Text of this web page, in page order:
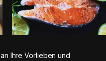
Ihre Vorlieben und